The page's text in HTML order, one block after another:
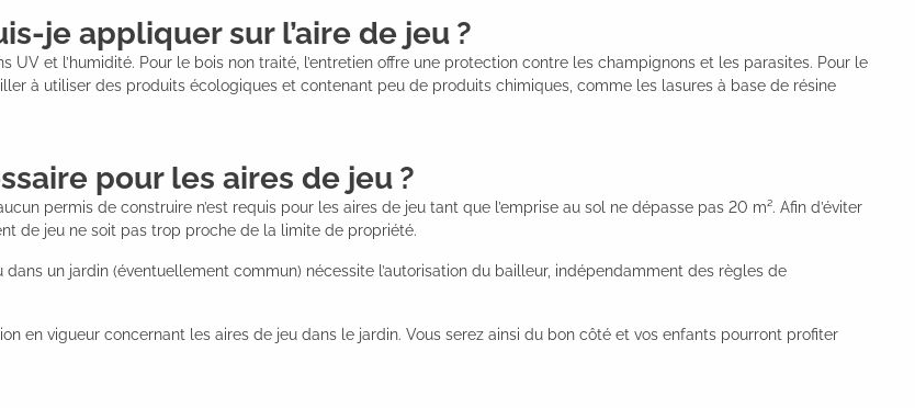
je appliquer sur l’aire de jeu ?
et l’humidité. Pour le bois non traité, l’entretien offre une protection contre les champignons et les parasites. Pour le
à utiliser des produits écologiques et contenant peu de produits chimiques, comme les lasures à base de résine
pour les aires de jeu ?
permis de construire n’est requis pour les aires de jeu tant que l’emprise au sol ne dépasse pas 20 m². Afin d’éviter
de jeu ne soit pas trop proche de la limite de propriété.
un jardin (éventuellement commun) nécessite l’autorisation du bailleur, indépendamment des règles de
en vigueur concernant les aires de jeu dans le jardin. Vous serez ainsi du bon côté et vos enfants pourront profiter